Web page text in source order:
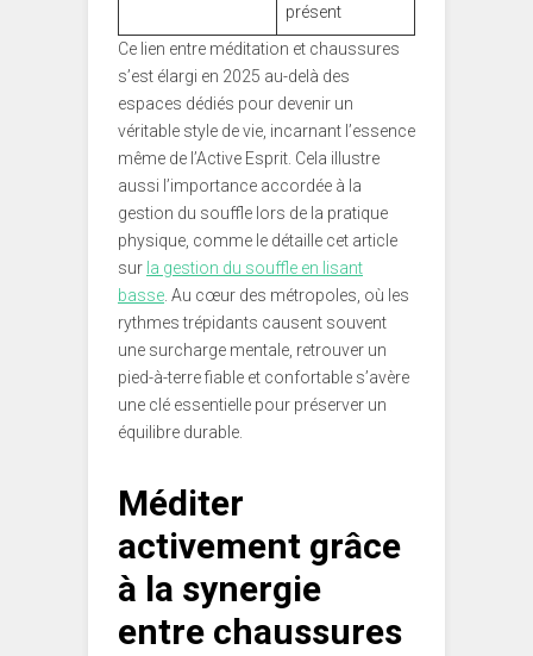
présent
Ce lien entre méditation et chaussures
s’est élargi en 2025 au-delà des
espaces dédiés pour devenir un
véritable style de vie, incarnant l’essence
même de l’Active Esprit. Cela illustre
aussi l’importance accordée à la
gestion du souffle lors de la pratique
physique, comme le détaille cet article
sur la gestion du souffle en lisant
basse. Au cœur des métropoles, où les
rythmes trépidants causent souvent
une surcharge mentale, retrouver un
pied-à-terre fiable et confortable s’avère
une clé essentielle pour préserver un
équilibre durable.
Méditer
activement grâce
à la synergie
entre chaussures